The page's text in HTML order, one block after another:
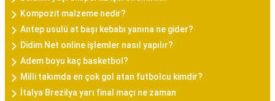
Kompozit malzeme nedir?
Antep usulü at başı kebabı yanına ne gider?
Didim Net online işlemler nasıl yapılır?
Adem boyu kaç basketbol?
Milli takımda en çok gol atan futbolcu kimdir?
İtalya Brezilya yarı final maçı ne zaman